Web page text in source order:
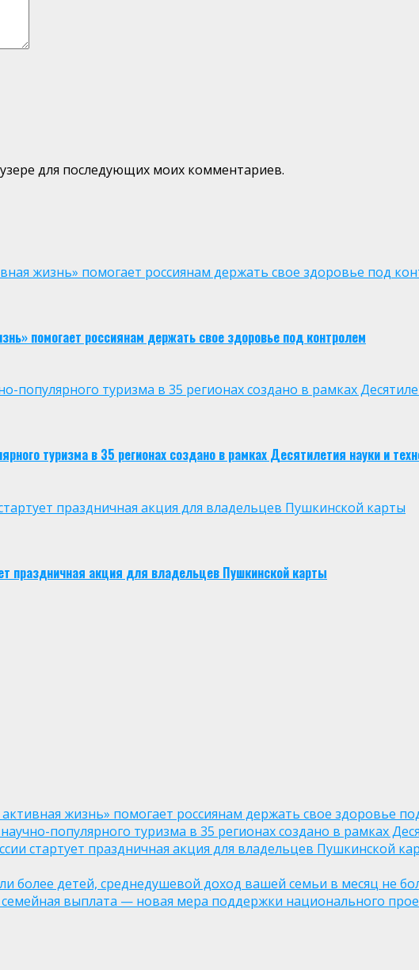
для последующих моих комментариев.
жизнь» помогает россиянам держать свое здоровье под
помогает россиянам держать свое здоровье под контролем
туризма в 35 регионах создано в рамках
туризма в 35 регионах создано в рамках Десятилетия науки и
праздничная акция для владельцев Пушкинской карты
праздничная акция для владельцев Пушкинской карты
жизнь» помогает россиянам держать свое здоровье
популярного туризма в 35 регионах создано в рамках
стартует праздничная акция для владельцев Пушкинской
более детей, среднедушевой доход вашей семьи в месяц не
выплата — новая мера поддержки национального